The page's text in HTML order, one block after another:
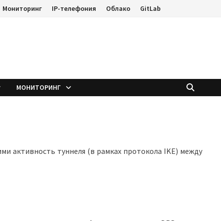
Мониторинг IP-телефония Облако GitLab
МОНИТОРИНГ
активность туннеля (в рамках протокола IKE) между